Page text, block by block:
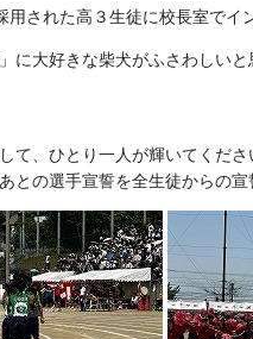
用された高３生徒に校長室で
に大好きな柴犬がふさわしい
て、ひとり一人が輝いてくだ
との選手宣誓を全生徒からの